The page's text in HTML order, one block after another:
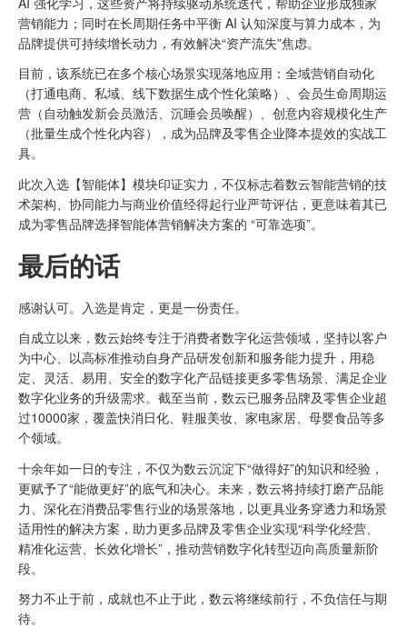
营销能力；同时在长周期任务中平衡 AI 认知深度与算力成本，为
品牌提供可持续增长动力，有效解决“资产流失”焦虑。
目前，该系统已在多个核心场景实现落地应用：全域营销自动化
（打通电商、私域、线下数据生成个性化策略）、会员生命周期运
营（自动触发新会员激活、沉睡会员唤醒）、创意内容规模化生产
（批量生成个性化内容），成为品牌及零售企业降本提效的实战工
具。
此次入选【智能体】模块印证实力，不仅标志着数云智能营销的技
术架构、协同能力与商业价值经得起行业严苛评估，更意味着其已
成为零售品牌选择智能体营销解决方案的 “可靠选项”。
最后的话
感谢认可。入选是肯定，更是一份责任。
自成立以来，数云始终专注于消费者数字化运营领域，坚持以客户
为中心、以高标准推动自身产品研发创新和服务能力提升，用稳
定、灵活、易用、安全的数字化产品链接更多零售场景、满足企业
数字化业务的升级需求。截至当前，数云已服务品牌及零售企业超
过10000家，覆盖快消日化、鞋服美妆、家电家居、母婴食品等多
个领域。
十余年如一日的专注，不仅为数云沉淀下“做得好”的知识和经验，
更赋予了“能做更好”的底气和决心。未来，数云将持续打磨产品能
力、深化在消费品零售行业的场景落地，以更具业务穿透力和场景
适用性的解决方案，助力更多品牌及零售企业实现“科学化经营、
精准化运营、长效化增长”，推动营销数字化转型迈向高质量新阶
段。
努力不止于前，成就也不止于此，数云将继续前行，不负信任与期
待。